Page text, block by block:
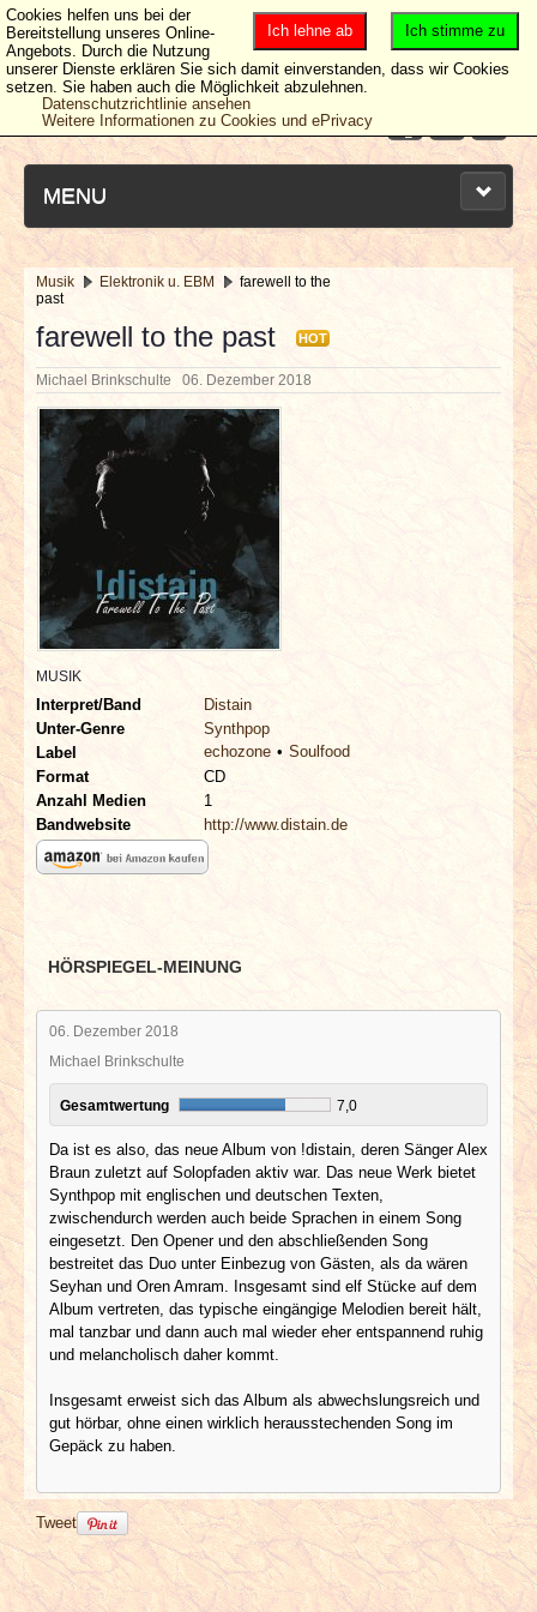
MENU
NEUESTE ARTIKEL
NEWS & DATES
BERICHTE
VERLOSUNGEN
INTERVIEWS
SPECIALS
REDAKTION
LINKS
ARCHIV
Musik Elektronik u. EBM
farewell to the
past
farewell to the past HOT
Michael Brinkschulte 06. Dezember 2018
MUSIK
Interpret/Band
Distain
Unter-Genre
Synthpop
Label
echozone
Soulfood
Format
CD
Anzahl Medien
1
Bandwebsite
http://www.distain.de
HÖRSPIEGEL-MEINUNG
06. Dezember 2018
Michael Brinkschulte
Gesamtwertung 7,0
Da ist es also, das neue Album von !distain, deren Sänger Alex
Braun zuletzt auf Solopfaden aktiv war. Das neue Werk bietet
Synthpop mit englischen und deutschen Texten,
zwischendurch werden auch beide Sprachen in einem Song
eingesetzt. Den Opener und den abschließenden Song
bestreitet das Duo unter Einbezug von Gästen, als da wären
Seyhan und Oren Amram. Insgesamt sind elf Stücke auf dem
Album vertreten, das typische eingängige Melodien bereit hält,
mal tanzbar und dann auch mal wieder eher entspannend ruhig
und melancholisch daher kommt.
Insgesamt erweist sich das Album als abwechslungsreich und
gut hörbar, ohne einen wirklich herausstechenden Song im
Gepäck zu haben.
Tweet
Ich stimme zu
Ich lehne ab
Cookies helfen uns bei der
Bereitstellung unseres Online-
Angebots. Durch die Nutzung
unserer Dienste erklären Sie sich damit einverstanden, dass wir Cookies
setzen. Sie haben auch die Möglichkeit abzulehnen.
Datenschutzrichtlinie ansehen
Weitere Informationen zu Cookies und ePrivacy